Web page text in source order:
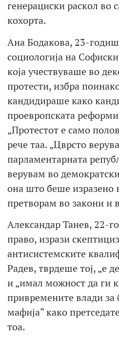
генерациски раскол во
кохорта.
Ана Бодакова, 23-
социологија на
која учествуваше во
протести, избра
кандидираше како
проевропската
„Протестот е само
рече таа. „Цврсто
парламентарната
верувам во
она што беше изразено
претворам во закони и
Александар Танев, 22-
право, изрази
антисистемските
Радев, тврдеше тој, „е
и „имал можност да ги
привремените влади за
мафија“ како
тоа.